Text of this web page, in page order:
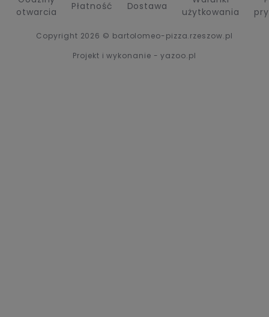
otwarcia
Płatność Dostawa
użytkowania
Copyright 2026 © bartolomeo-pizza.rzeszow.pl
Projekt i wykonanie - yazoo.pl